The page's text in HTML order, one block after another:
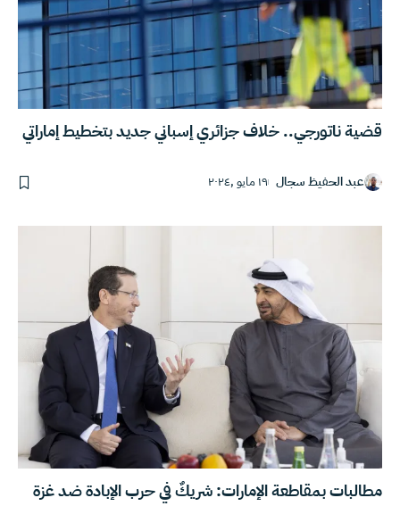
قضية ناتورجي.. خلاف جزائري إسباني جديد بتخطيط إماراتي
عبد الحفيظ سجال ١٩ مايو ,٢٠٢٤
مطالبات بمقاطعة الإمارات: شريكٌ في حرب الإبادة ضد غزة